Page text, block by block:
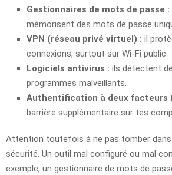
Gestionnaires de mots de passe :
mémorisent des mots de passe
VPN (réseau privé virtuel) : il
connexions, surtout sur Wi-Fi public.
Logiciels antivirus : ils détectent
programmes malveillants.
Authentification à deux facteurs
barrière supplémentaire sur tes
Attention toutefois à ne pas tomber
sécurité. Un outil mal configuré ou mal
exemple, un gestionnaire de mots de